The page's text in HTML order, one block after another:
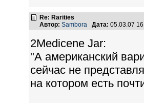
Re: Rarities
Автор: Sambora Дата: 05.03.07
2Medicene Jar:
"А американский
сейчас не
на котором есть